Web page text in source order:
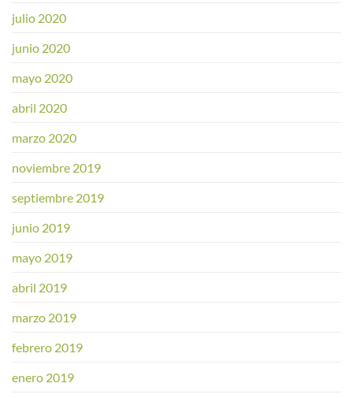
julio 2020
junio 2020
mayo 2020
abril 2020
marzo 2020
noviembre 2019
septiembre 2019
junio 2019
mayo 2019
abril 2019
marzo 2019
febrero 2019
enero 2019